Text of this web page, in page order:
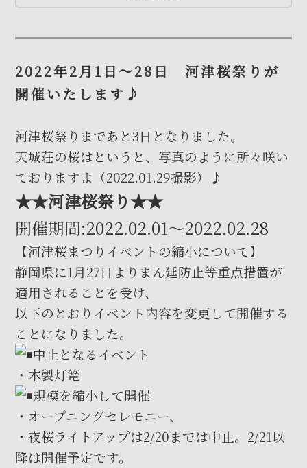
2022年2月1日～28日 河津桜祭りが
開催いたします♪
河津桜祭りまであと3日となりました。
天城荘の桜はというと、写真のように所々咲い
ておりますよ（2022.01.29撮影）♪
★★河津桜祭り★★
開催期間:2022.02.01〜2022.02.28
【河津桜まつりイベントの縮小について】
静岡県に1月27日よりまん延防止等重点措置が
適用されることを受け、
以下のとおりイベント内容を変更して開催する
ことになりました。
中止となるイベント
・木製灯篭
規模を縮小して開催
・オープニングセレモニー、
・夜桜ライトアップは2/20までは中止。2/21以
降は開催予定です。